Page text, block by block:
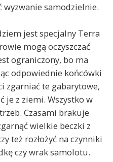
wyzwanie samodzielnie.
jest specjalny Terra
mogą oczyszczać
ograniczony, bo ma
odpowiednie końcówki
zgarniać te gabarytowe,
je z ziemi. Wszystko w
Czasami brakuje
wielkie beczki z
też rozłożyć na czynniki
czy wrak samolotu.